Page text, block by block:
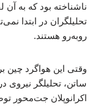
ناشناخته بود که به
تحلیلگران در ابتدا
روبه‌رو هستند.
اکرانوپلان جت‌محور